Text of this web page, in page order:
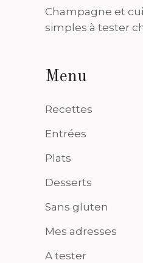
Champagne et
simples à tester
Menu
Recettes
Entrées
Plats
Desserts
Sans gluten
Mes adresses
A tester